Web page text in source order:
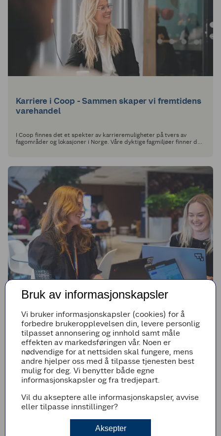
Karriere i Coop - Sammen skaper vi fremtidens
varehandel
I Coop finnes det et spekter av karrieremuligheter på tvers av
fagområder og lokasjoner i Norge. Våre dyktige fagmiljøer finner du
COOP DIGITAL & TECHNOLOGY
experiences for 2.7 million members
At Coop Norway, we are making a long-term investment in
personalisation, not as a campaign tactic but as a core capability
that will shape how our 2.7 million members experience Coop
across channels, brands and moments that matter.
Bruk av informasjonskapsler
Vi bruker informasjonskapsler (cookies) for å
forbedre brukeropplevelsen din, levere personlig
tilpasset annonsering og innhold samt måle
effekten av markedsføringen vår. Noen er
nødvendige for at nettsiden skal fungere, mens
andre hjelper oss med å tilpasse tjenesten best
mulig for deg. Vi benytter både egne
informasjonskapsler og fra tredjepart.
Vil du akseptere alle informasjonskapsler, avvise
eller tilpasse innstillinger?
Aksepter